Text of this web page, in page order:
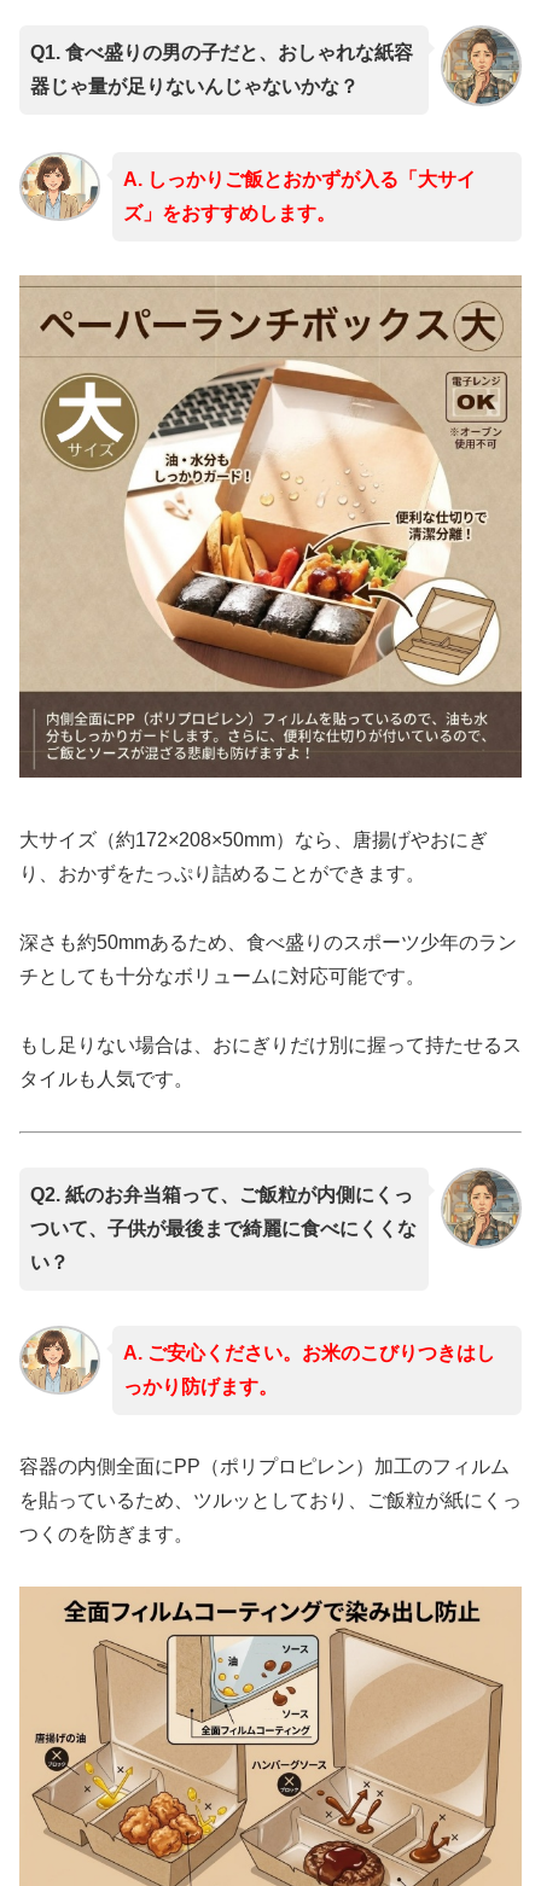
Q1. 食べ盛りの男の子だと、おしゃれな紙容
器じゃ量が足りないんじゃないかな？
A. しっかりご飯とおかずが入る「大サイ
ズ」をおすすめします。
大サイズ（約172×208×50mm）なら、唐揚げやおにぎ
り、おかずをたっぷり詰めることができます。
深さも約50mmあるため、食べ盛りのスポーツ少年のラン
チとしても十分なボリュームに対応可能です。
もし足りない場合は、おにぎりだけ別に握って持たせるス
タイルも人気です。
Q2. 紙のお弁当箱って、ご飯粒が内側にくっ
ついて、子供が最後まで綺麗に食べにくくな
い？
A. ご安心ください。お米のこびりつきはし
っかり防げます。
容器の内側全面にPP（ポリプロピレン）加工のフィルム
を貼っているため、ツルッとしており、ご飯粒が紙にくっ
つくのを防ぎます。